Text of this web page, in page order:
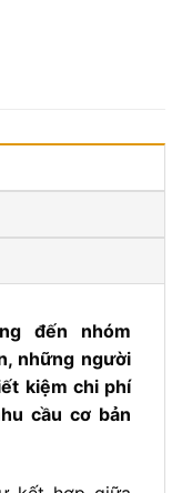
đến nhóm
những người
kiệm chi phí
cầu cơ bản